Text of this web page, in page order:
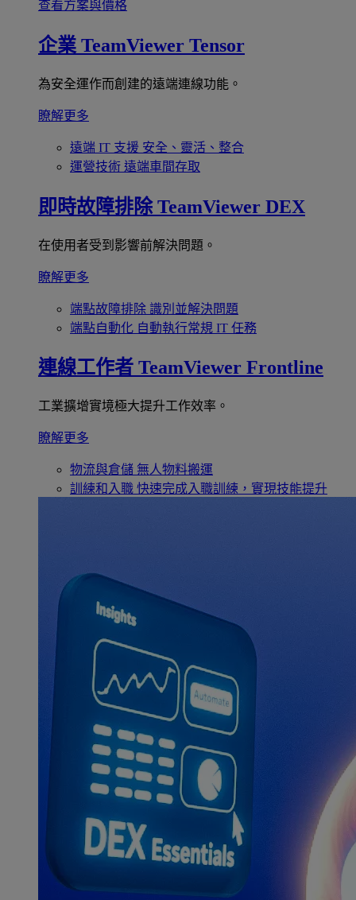
查看方案與價格
企業 TeamViewer Tensor
為安全運作而創建的遠端連線功能。
瞭解更多
遠端 IT 支援 安全、靈活、整合
運營技術 遠端車間存取
即時故障排除 TeamViewer DEX
在使用者受到影響前解決問題。
瞭解更多
端點故障排除 識別並解決問題
端點自動化 自動執行常規 IT 任務
連線工作者 TeamViewer Frontline
工業擴增實境極大提升工作效率。
瞭解更多
物流與倉儲 無人物料搬運
訓練和入職 快速完成入職訓練，實現技能提升